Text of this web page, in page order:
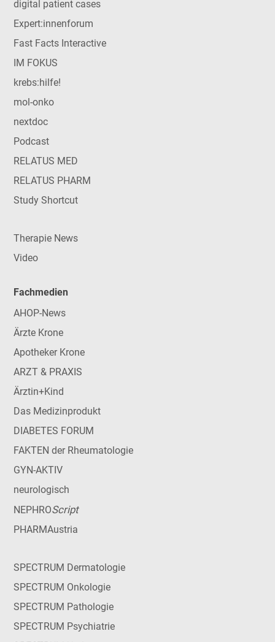
digital patient cases
Expert:innenforum
Fast Facts Interactive
IM FOKUS
krebs:hilfe!
mol-onko
nextdoc
Podcast
RELATUS MED
RELATUS PHARM
Study Shortcut
Therapie News
Video
Fachmedien
AHOP-News
Ärzte Krone
Apotheker Krone
ARZT & PRAXIS
Ärztin+Kind
Das Medizinprodukt
DIABETES FORUM
FAKTEN der Rheumatologie
GYN-AKTIV
neurologisch
NEPHROScript
PHARMAustria
SPECTRUM Dermatologie
SPECTRUM Onkologie
SPECTRUM Pathologie
SPECTRUM Psychiatrie